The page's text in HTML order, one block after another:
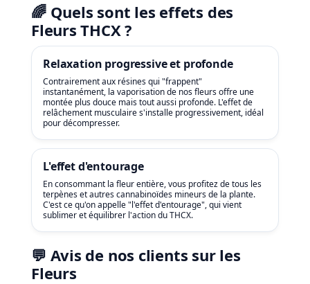
🌈 Quels sont les effets des
Fleurs THCX ?
Relaxation progressive et profonde
Contrairement aux résines qui "frappent"
instantanément, la vaporisation de nos fleurs offre une
montée plus douce mais tout aussi profonde. L'effet de
relâchement musculaire s'installe progressivement, idéal
pour décompresser.
L'effet d'entourage
En consommant la fleur entière, vous profitez de tous les
terpènes et autres cannabinoïdes mineurs de la plante.
C'est ce qu'on appelle "l'effet d'entourage", qui vient
sublimer et équilibrer l'action du THCX.
💬 Avis de nos clients sur les
Fleurs